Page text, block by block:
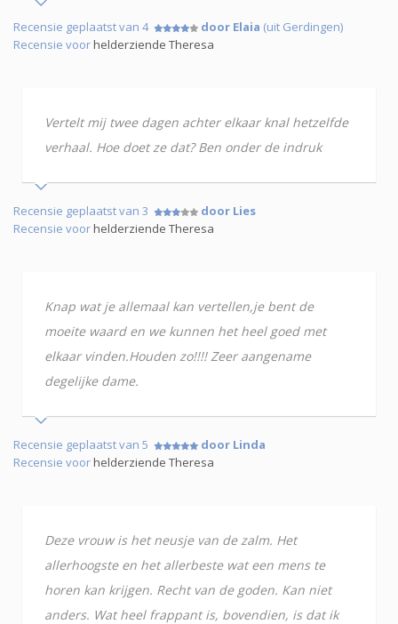
Recensie geplaatst van 4 door Elaia (uit Gerdingen)
Recensie voorhelderziende Theresa
Vertelt mij twee dagen achter elkaar knal hetzelfde
verhaal. Hoe doet ze dat? Ben onder de indruk
Recensie geplaatst van 3
door Lies
Recensie voorhelderziende Theresa
Knap wat je allemaal kan vertellen,je bent de
moeite waard en we kunnen het heel goed met
elkaar vinden.Houden zo!!!! Zeer aangename
degelijke dame.
Recensie geplaatst van 5
door Linda
Recensie voorhelderziende Theresa
Deze vrouw is het neusje van de zalm. Het
allerhoogste en het allerbeste wat een mens te
horen kan krijgen. Recht van de goden. Kan niet
anders. Wat heel frappant is, bovendien, is dat ik